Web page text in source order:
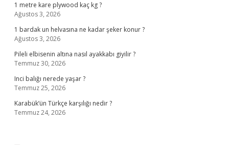
1 metre kare plywood kaç kg ?
Ağustos 3, 2026
1 bardak un helvasına ne kadar şeker konur ?
Ağustos 3, 2026
Pileli elbisenin altına nasıl ayakkabı giyilir ?
Temmuz 30, 2026
Inci balığı nerede yaşar ?
Temmuz 25, 2026
Karabük’ün Türkçe karşılığı nedir ?
Temmuz 24, 2026